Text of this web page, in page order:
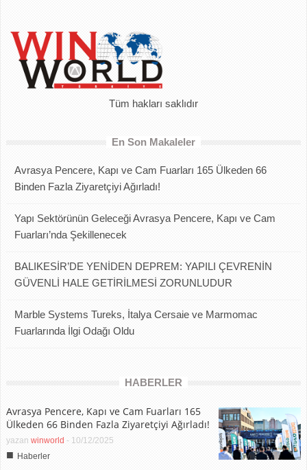
Tüm hakları saklıdır
En Son Makaleler
Avrasya Pencere, Kapı ve Cam Fuarları 165 Ülkeden 66
Binden Fazla Ziyaretçiyi Ağırladı!
Yapı Sektörünün Geleceği Avrasya Pencere, Kapı ve Cam
Fuarları’nda Şekillenecek
BALIKESİR’DE YENİDEN DEPREM: YAPILI ÇEVRENİN
GÜVENLİ HALE GETİRİLMESİ ZORUNLUDUR
Marble Systems Tureks, İtalya Cersaie ve Marmomac
Fuarlarında İlgi Odağı Oldu
HABERLER
Avrasya Pencere, Kapı ve Cam Fuarları 165
Ülkeden 66 Binden Fazla Ziyaretçiyi Ağırladı!
yazan winworld - 10/12/2025
■ Haberler